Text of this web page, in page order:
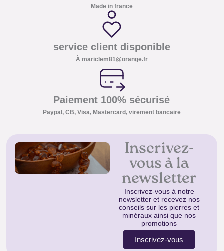
Made in france
service client disponible
À mariclem81@orange.fr
Paiement 100% sécurisé
Paypal, CB, Visa, Mastercard, virement bancaire
Inscrivez-
vous à la
newsletter
Inscrivez-vous à notre
newsletter et recevez nos
conseils sur les pierres et
minéraux ainsi que nos
promotions
Inscrivez-vous